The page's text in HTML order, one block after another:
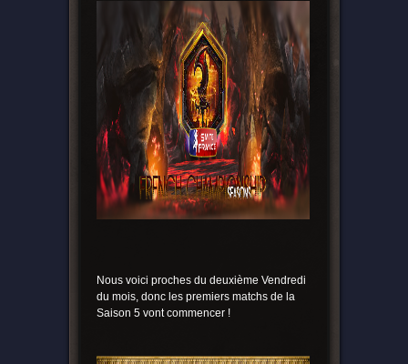
Nous voici proches du deuxième Vendredi
du mois, donc les premiers matchs de la
Saison 5 vont commencer !